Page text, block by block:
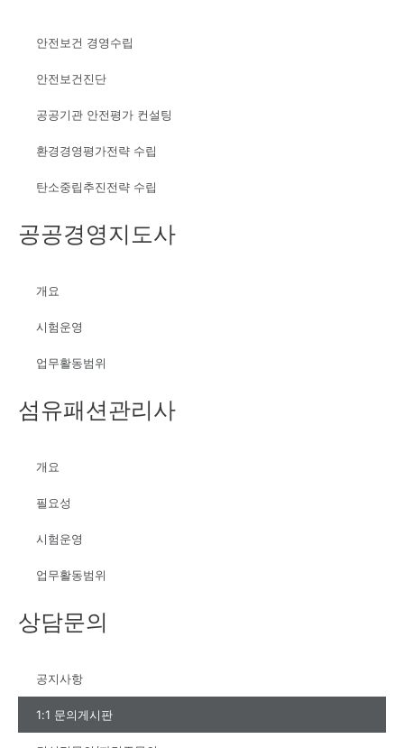
안전보건 경영수립
안전보건진단
공공기관 안전평가 컨설팅
환경경영평가전략 수립
탄소중립추진전략 수립
공공경영지도사
개요
시험운영
업무활동범위
섬유패션관리사
개요
필요성
시험운영
업무활동범위
상담문의
공지사항
1:1 문의게시판